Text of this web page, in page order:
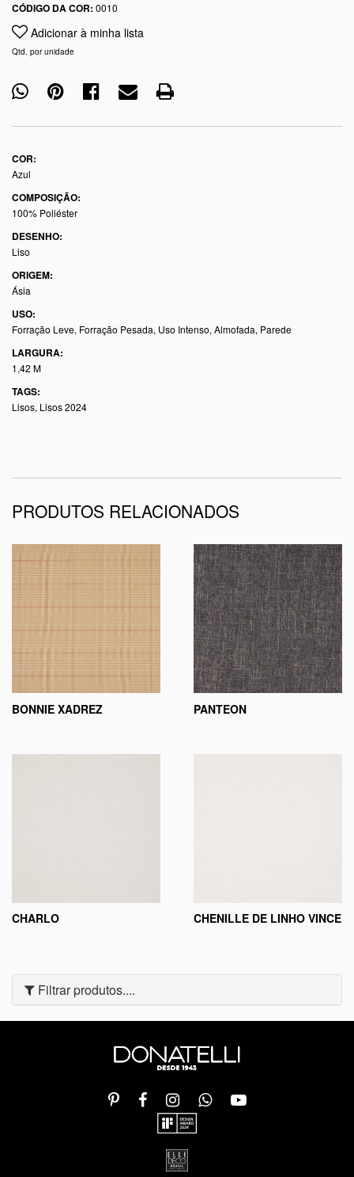
CÓDIGO DA COR: 0010
Adicionar à minha lista
Qtd. por unidade
COR:
Azul
COMPOSIÇÃO:
100% Poliéster
DESENHO:
Liso
ORIGEM:
Ásia
USO:
Forração Leve, Forração Pesada, Uso Intenso, Almofada, Parede
LARGURA:
1,42 M
TAGS:
Lisos, Lisos 2024
PRODUTOS RELACIONADOS
BONNIE XADREZ PANTEON
CHARLO CHENILLE DE LINHO VINCE
Filtrar produtos....